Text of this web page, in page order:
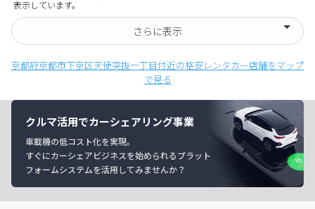
表示しています。
さらに表示
京都府京都市下京区天使突抜一丁目付近の格安レンタカー店舗をマップ
で見る
クルマ活用でカーシェアリング事業
車載機の低コスト化を実現。
すぐにカーシェアビジネスを始められるプラット
フォームシステムを活用してみませんか？